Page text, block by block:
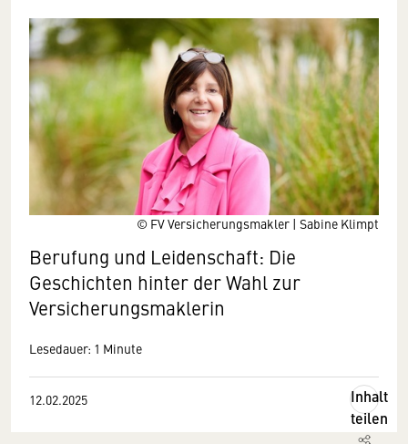
© FV Versicherungsmakler | Sabine Klimpt
Berufung und Leidenschaft: Die
Geschichten hinter der Wahl zur
Versicherungsmaklerin
Lesedauer: 1 Minute
12.02.2025
Inhalt
teilen